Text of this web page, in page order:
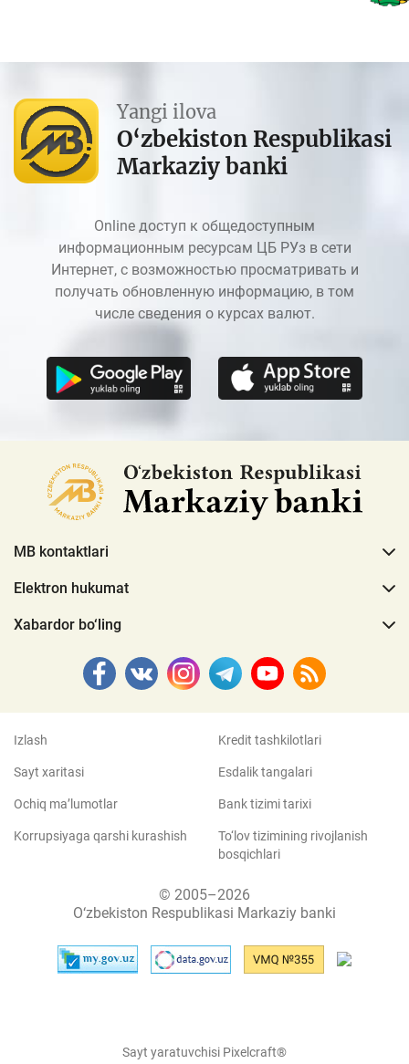
Yangi ilova
O‘zbekiston Respublikasi
Markaziy banki
Online доступ к общедоступным
информационным ресурсам ЦБ РУз в сети
Интернет, с возможностью просматривать и
получать обновленную информацию, в том
числе сведения о курсах валют.
MB kontaktlari
Elektron hukumat
Xabardor bo‘ling
Izlash
Sayt xaritasi
Ochiq ma’lumotlar
Korrupsiyaga qarshi kurashish
Kredit tashkilotlari
Esdalik tangalari
Bank tizimi tarixi
To‘lov tizimining rivojlanish
bosqichlari
© 2005–2026
O‘zbekiston Respublikasi Markaziy banki
Sayt yaratuvchisi Pixelcraft®